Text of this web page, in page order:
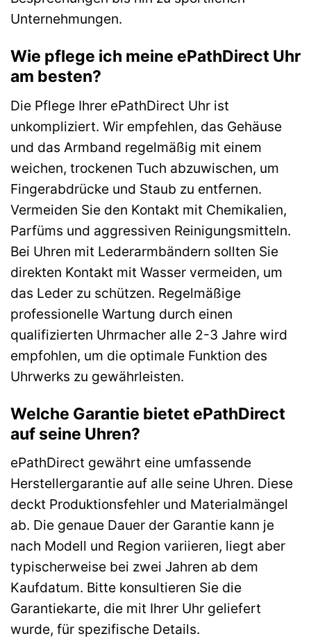
Unternehmungen.
Wie pflege ich meine ePathDirect Uhr
am besten?
Die Pflege Ihrer ePathDirect Uhr ist
unkompliziert. Wir empfehlen, das Gehäuse
und das Armband regelmäßig mit einem
weichen, trockenen Tuch abzuwischen, um
Fingerabdrücke und Staub zu entfernen.
Vermeiden Sie den Kontakt mit Chemikalien,
Parfüms und aggressiven Reinigungsmitteln.
Bei Uhren mit Lederarmbändern sollten Sie
direkten Kontakt mit Wasser vermeiden, um
das Leder zu schützen. Regelmäßige
professionelle Wartung durch einen
qualifizierten Uhrmacher alle 2-3 Jahre wird
empfohlen, um die optimale Funktion des
Uhrwerks zu gewährleisten.
Welche Garantie bietet ePathDirect
auf seine Uhren?
ePathDirect gewährt eine umfassende
Herstellergarantie auf alle seine Uhren. Diese
deckt Produktionsfehler und Materialmängel
ab. Die genaue Dauer der Garantie kann je
nach Modell und Region variieren, liegt aber
typischerweise bei zwei Jahren ab dem
Kaufdatum. Bitte konsultieren Sie die
Garantiekarte, die mit Ihrer Uhr geliefert
wurde, für spezifische Details.